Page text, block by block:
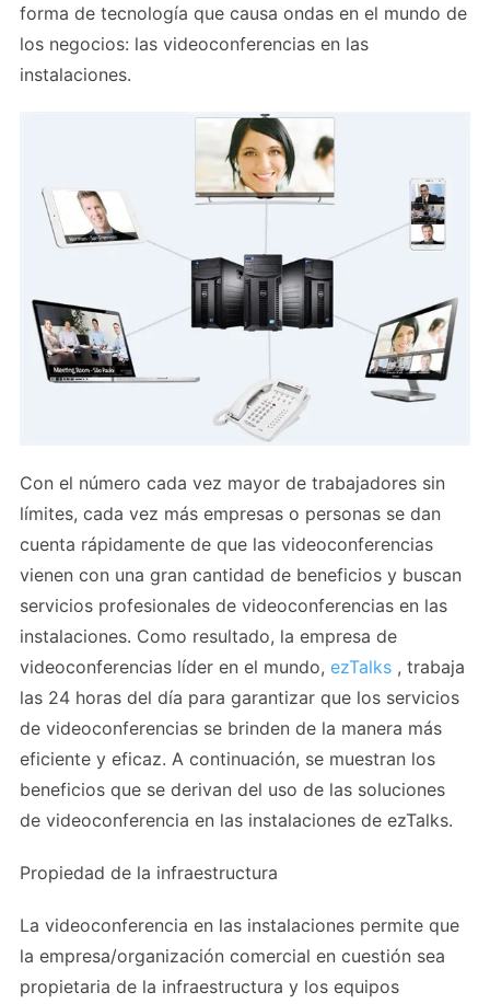
forma de tecnología que causa ondas en el mundo de
los negocios: las videoconferencias en las
instalaciones.
Con el número cada vez mayor de trabajadores sin
límites, cada vez más empresas o personas se dan
cuenta rápidamente de que las videoconferencias
vienen con una gran cantidad de beneficios y buscan
servicios profesionales de videoconferencias en las
instalaciones. Como resultado, la empresa de
videoconferencias líder en el mundo, ezTalks , trabaja
las 24 horas del día para garantizar que los servicios
de videoconferencias se brinden de la manera más
eficiente y eficaz. A continuación, se muestran los
beneficios que se derivan del uso de las soluciones
de videoconferencia en las instalaciones de ezTalks.
Propiedad de la infraestructura
La videoconferencia en las instalaciones permite que
la empresa/organización comercial en cuestión sea
propietaria de la infraestructura y los equipos